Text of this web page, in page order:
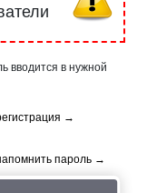
вводится в нужной
→
пароль →